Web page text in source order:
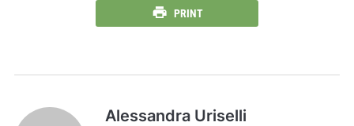
PRINT
Alessandra Uriselli